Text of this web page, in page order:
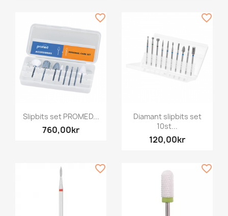
Slipbits set PROMED...
760,00kr
favorite_border
Diamant slipbits set
10st...
120,00kr
favorite_border
favorite_border favorite_border